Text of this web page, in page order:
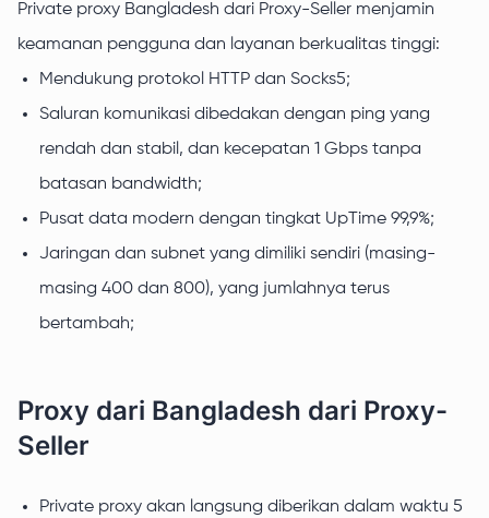
Private proxy Bangladesh dari Proxy-Seller menjamin
keamanan pengguna dan layanan berkualitas tinggi:
Mendukung protokol HTTP dan Socks5;
Saluran komunikasi dibedakan dengan ping yang
rendah dan stabil, dan kecepatan 1 Gbps tanpa
batasan bandwidth;
Pusat data modern dengan tingkat UpTime 99,9%;
Jaringan dan subnet yang dimiliki sendiri (masing-
masing 400 dan 800), yang jumlahnya terus
bertambah;
Proxy dari Bangladesh dari Proxy-
Seller
Private proxy akan langsung diberikan dalam waktu 5